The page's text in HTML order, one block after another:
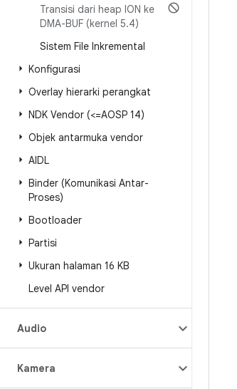
Transisi dari heap ION ke
DMA-BUF (kernel 5.4)
Sistem File Inkremental
Konfigurasi
Overlay hierarki perangkat
NDK Vendor (<=AOSP 14)
Objek antarmuka vendor
AIDL
Binder (Komunikasi Antar-
Proses)
Bootloader
Partisi
Ukuran halaman 16 KB
Level API vendor
Audio
Kamera